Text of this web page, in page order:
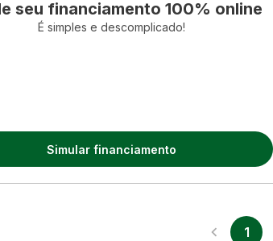
seu financiamento 100% online
É simples e descomplicado!
Simular financiamento
1